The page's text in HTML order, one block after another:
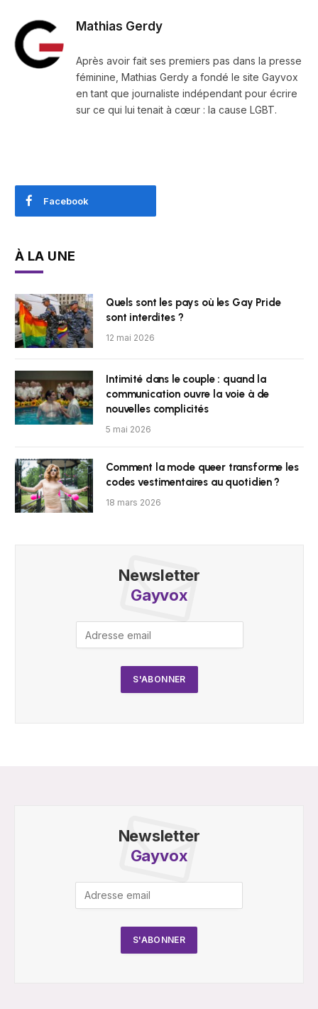
Mathias Gerdy
Après avoir fait ses premiers pas dans la presse
féminine, Mathias Gerdy a fondé le site Gayvox
en tant que journaliste indépendant pour écrire
sur ce qui lui tenait à cœur : la cause LGBT.
Facebook
À LA UNE
Quels sont les pays où les Gay Pride
sont interdites ?
12 mai 2026
Intimité dans le couple : quand la
communication ouvre la voie à de
nouvelles complicités
5 mai 2026
Comment la mode queer transforme les
codes vestimentaires au quotidien ?
18 mars 2026
Newsletter
Gayvox
Newsletter
Gayvox